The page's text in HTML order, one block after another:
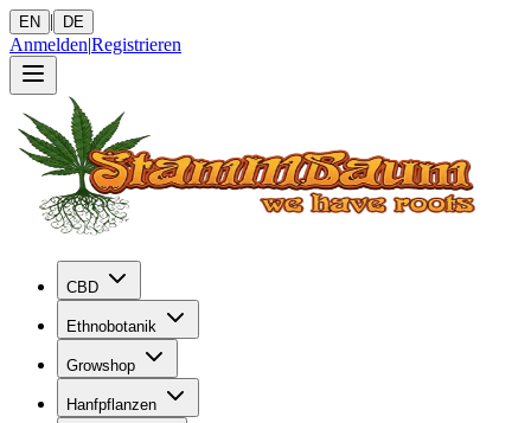
EN | DE
Anmelden|Registrieren
CBD
Ethnobotanik
Growshop
Hanfpflanzen